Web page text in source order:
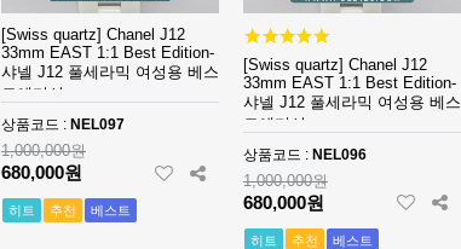
[Swiss quartz] Chanel J12
33mm EAST 1:1 Best Edition-
샤넬 J12 풀세라믹 여성용 베스
트에디션
상품코드 : NEL097
1,000,000원
680,000원
히트 추천 베스트
[Swiss quartz] Chanel J12
33mm EAST 1:1 Best Edition-
샤넬 J12 풀세라믹 여성용 베스
트에디션
상품코드 : NEL096
1,000,000원
680,000원
히트 추천 베스트